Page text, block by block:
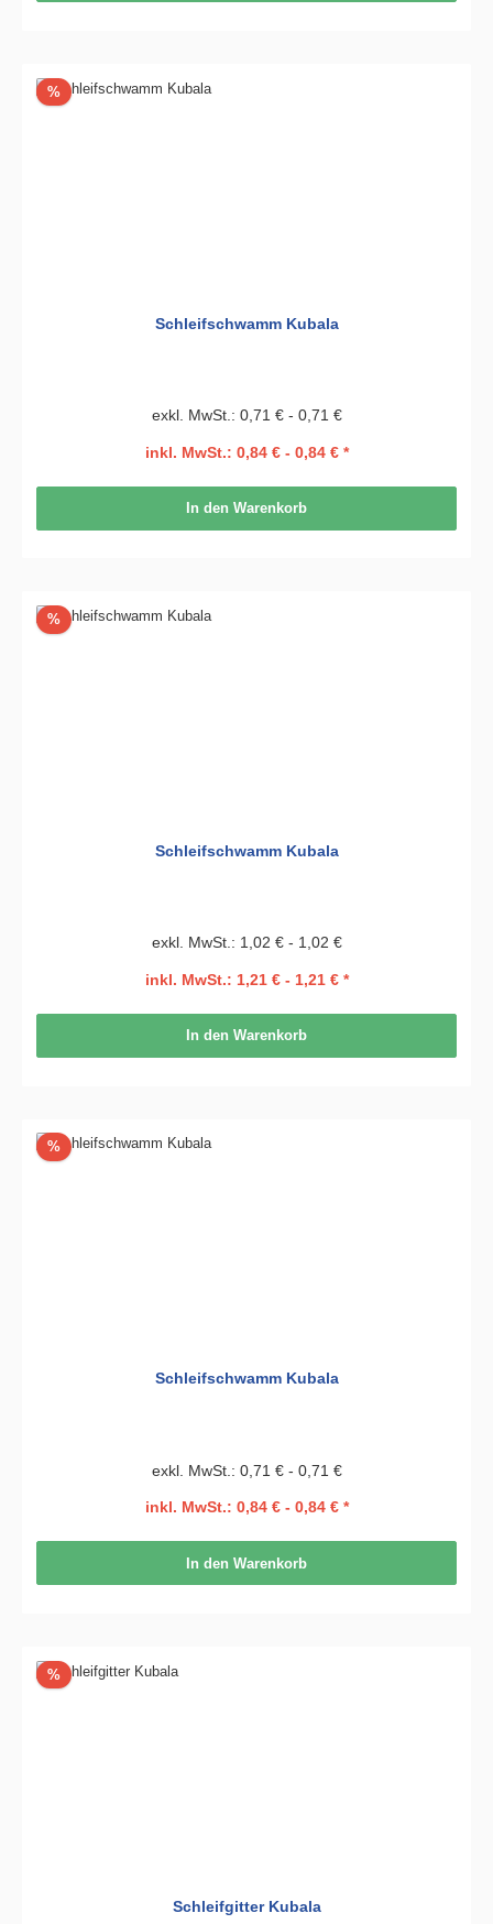
%Rabatt
Schleifschwamm Kubala
exkl. MwSt.: 0,71 € - 0,71 €
inkl. MwSt.: 0,84 € - 0,84 € *
In den Warenkorb
%Rabatt
Schleifschwamm Kubala
exkl. MwSt.: 1,02 € - 1,02 €
inkl. MwSt.: 1,21 € - 1,21 € *
In den Warenkorb
%Rabatt
Schleifschwamm Kubala
exkl. MwSt.: 0,71 € - 0,71 €
inkl. MwSt.: 0,84 € - 0,84 € *
In den Warenkorb
%Rabatt
Schleifgitter Kubala